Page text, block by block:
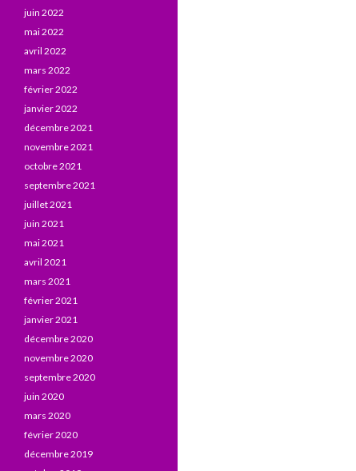
juin 2022
mai 2022
avril 2022
mars 2022
février 2022
janvier 2022
décembre 2021
novembre 2021
octobre 2021
septembre 2021
juillet 2021
juin 2021
mai 2021
avril 2021
mars 2021
février 2021
janvier 2021
décembre 2020
novembre 2020
septembre 2020
juin 2020
mars 2020
février 2020
décembre 2019